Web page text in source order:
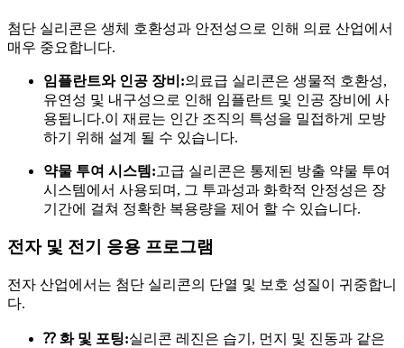
첨단 실리콘은 생체 호환성과 안전성으로 인해 의료 산업에서
매우 중요합니다.
임플란트와 인공 장비:의료급 실리콘은 생물적 호환성,
유연성 및 내구성으로 인해 임플란트 및 인공 장비에 사
용됩니다.이 재료는 인간 조직의 특성을 밀접하게 모방
하기 위해 설계 될 수 있습니다.
약물 투여 시스템:고급 실리콘은 통제된 방출 약물 투여
시스템에서 사용되며, 그 투과성과 화학적 안정성은 장
기간에 걸쳐 정확한 복용량을 제어 할 수 있습니다.
전자 및 전기 응용 프로그램
전자 산업에서는 첨단 실리콘의 단열 및 보호 성질이 귀중합니
다.
⁇ 화 및 포팅:실리콘 레진은 습기, 먼지 및 진동과 같은